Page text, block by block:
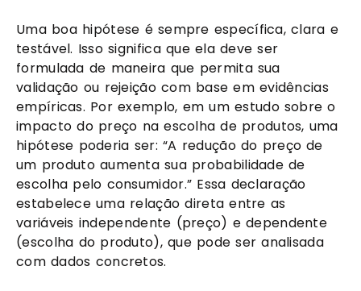
Uma boa hipótese é sempre específica, clara e
testável. Isso significa que ela deve ser
formulada de maneira que permita sua
validação ou rejeição com base em evidências
empíricas. Por exemplo, em um estudo sobre o
impacto do preço na escolha de produtos, uma
hipótese poderia ser: “A redução do preço de
um produto aumenta sua probabilidade de
escolha pelo consumidor.” Essa declaração
estabelece uma relação direta entre as
variáveis independente (preço) e dependente
(escolha do produto), que pode ser analisada
com dados concretos.